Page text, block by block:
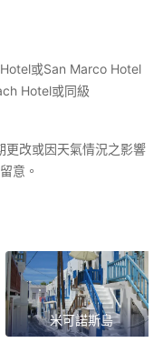
或San Marco Hotel
Hotel或同級
更改或因天氣情況之影響
意。
米可諾斯島